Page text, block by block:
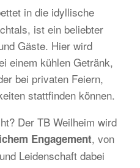
in die idyllische
ist ein beliebter
Gäste. Hier wird
einem kühlen Getränk,
bei privaten Feiern,
stattfinden können.
Der TB Weilheim wird
Engagement, von
Leidenschaft dabei